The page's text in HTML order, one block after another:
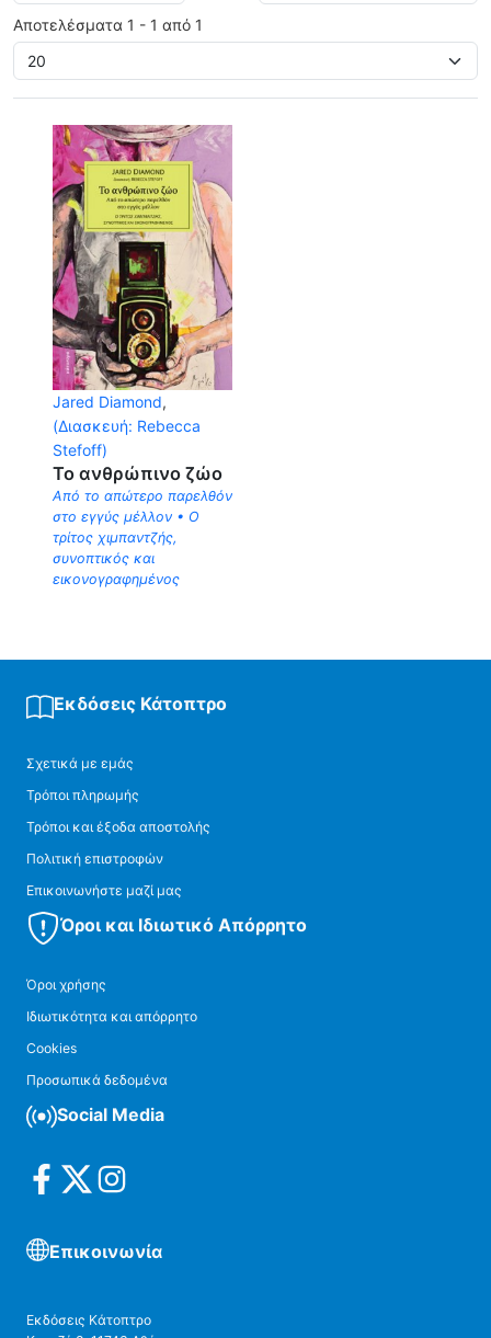
Αποτελέσματα 1 - 1 από 1
Jared Diamond,
(Διασκευή: Rebecca
Stefoff)
Το ανθρώπινο ζώο
Από το απώτερο παρελθόν
στο εγγύς μέλλον • Ο
τρίτος χιμπαντζής,
συνοπτικός και
εικονογραφημένος
Εκδόσεις Κάτοπτρο
Σχετικά με εμάς
Τρόποι πληρωμής
Τρόποι και έξοδα αποστολής
Πολιτική επιστροφών
Επικοινωνήστε μαζί μας
Όροι και Ιδιωτικό Απόρρητο
Όροι χρήσης
Ιδιωτικότητα και απόρρητο
Cookies
Προσωπικά δεδομένα
Social Media
Επικοινωνία
Εκδόσεις Κάτοπτρο